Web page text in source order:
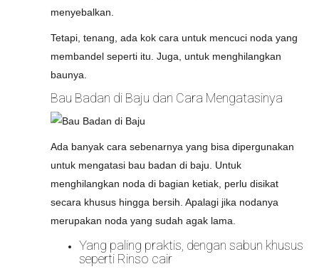
menyebalkan.
Tetapi, tenang, ada kok cara untuk mencuci noda yang
membandel seperti itu. Juga, untuk menghilangkan
baunya.
Bau Badan di Baju dan Cara Mengatasinya
Ada banyak cara sebenarnya yang bisa dipergunakan
untuk mengatasi bau badan di baju. Untuk
menghilangkan noda di bagian ketiak, perlu disikat
secara khusus hingga bersih. Apalagi jika nodanya
merupakan noda yang sudah agak lama.
Yang paling praktis, dengan sabun khusus
seperti Rinso cair